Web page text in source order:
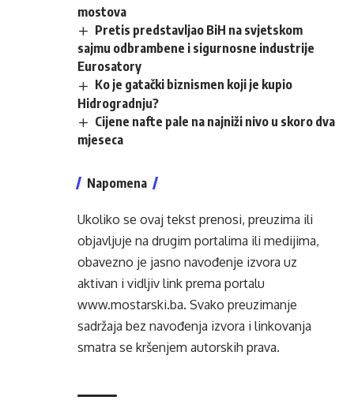
mostova
Pretis predstavljao BiH na svjetskom
sajmu odbrambene i sigurnosne industrije
Eurosatory
Ko je gatački biznismen koji je kupio
Hidrogradnju?
Cijene nafte pale na najniži nivo u skoro dva
mjeseca
Napomena
Ukoliko se ovaj tekst prenosi, preuzima ili
objavljuje na drugim portalima ili medijima,
obavezno je jasno navođenje izvora uz
aktivan i vidljiv link prema portalu
www.mostarski.ba. Svako preuzimanje
sadržaja bez navođenja izvora i linkovanja
smatra se kršenjem autorskih prava.